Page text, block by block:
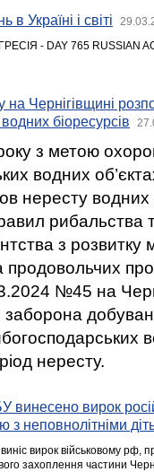
Україні і світі
- DAY 765 RUSSIAN
на Чернігівщині
біоресурсів
з метою
водних
нересту водних
рибальства
з розвитку
№45 на
заборона
нересту.
винесено вирок
з неповнолітніми
вирок військовому рф,
захоплення частини